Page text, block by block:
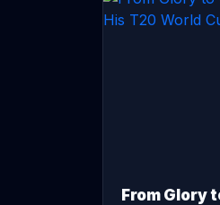
From Glory